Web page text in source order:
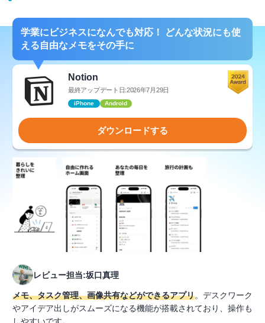
学業にビジネスになんでも対応！ どんな状況にも使
える自由なメモをその手に
Notion
最終アップデート日:2026年7月29日
iPhone Android
ダウンロードする
レビュー担当:坂口真理
メモ、タスク管理、画像共有などができるアプリ。デスクワーク
やアイデア出しがスムーズになる機能が搭載されており、操作も